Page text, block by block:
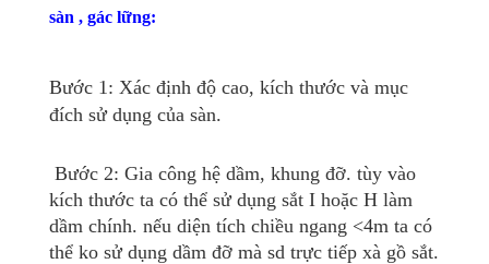
sàn , gác lững:
Bước 1: Xác định độ cao, kích thước và mục
đích sử dụng của sàn.
Bước 2: Gia công hệ dầm, khung đỡ. tùy vào
kích thước ta có thể sử dụng sắt I hoặc H làm
dầm chính. nếu diện tích chiều ngang <4m ta có
thể ko sử dụng dầm đỡ mà sd trực tiếp xà gồ sắt.